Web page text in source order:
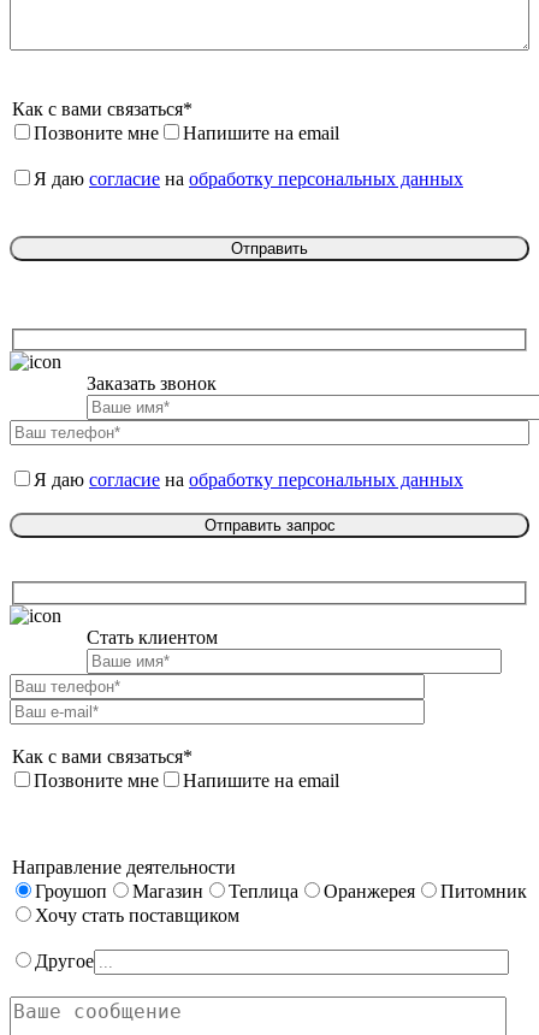
Как с вами связаться*
Позвоните мне
Напишите на email
Я даю согласие на обработку персональных данных
Заказать звонок
Я даю согласие на обработку персональных данных
Стать клиентом
Как с вами связаться*
Позвоните мне
Напишите на email
Направление деятельности
Гроушоп
Магазин Теплица Оранжерея
Питомник
Хочу стать поставщиком
Другое